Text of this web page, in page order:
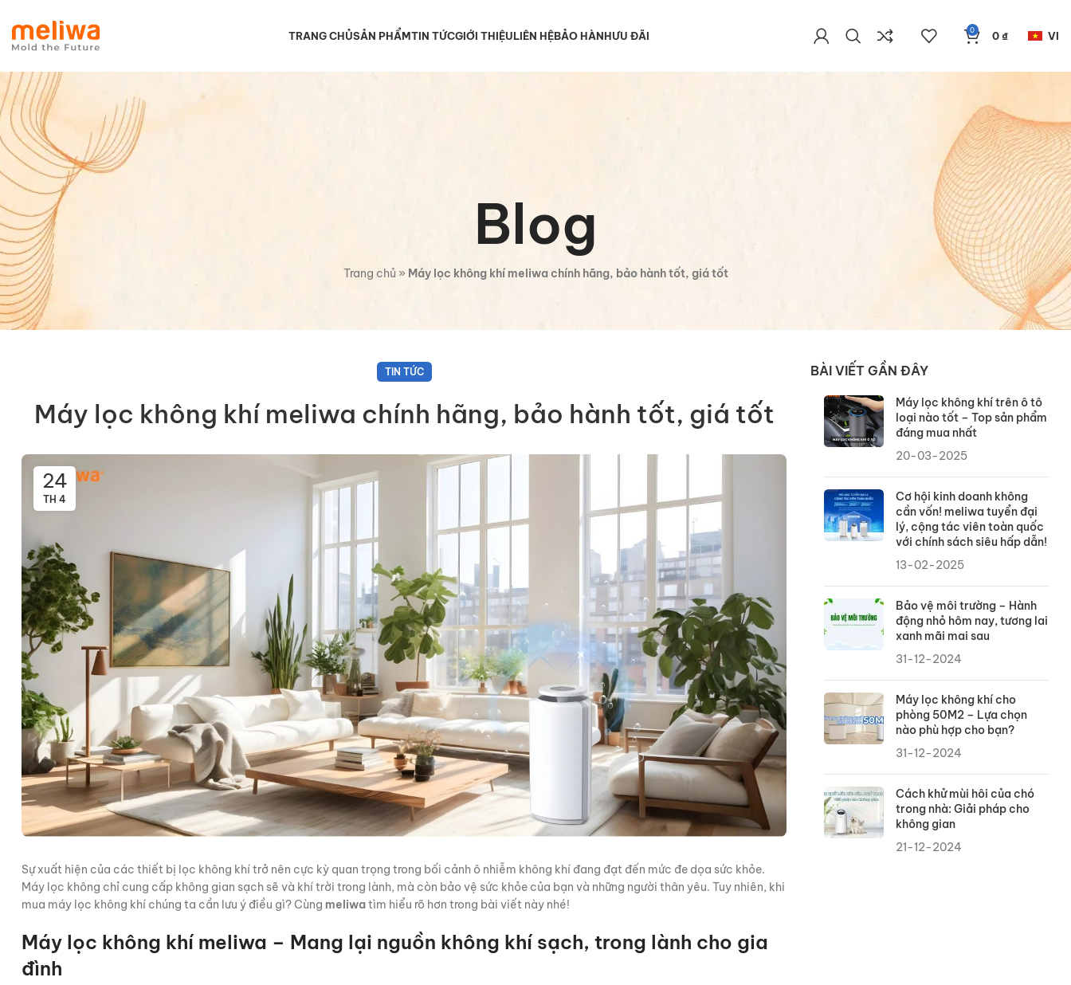
TRANG CHỦSẢN PHẨMTIN TỨCGIỚI THIỆULIÊN HỆBẢO HÀNHƯU ĐÃI 0 0 ₫ VI
Blog
Trang chủ » Máy lọc không khí meliwa chính hãng, bảo hành tốt, giá tốt
TIN TỨC
Máy lọc không khí meliwa chính hãng, bảo hành tốt, giá tốt
24
TH 4
Sự xuất hiện của các thiết bị lọc không khí trở nên cực kỳ quan trọng trong bối cảnh ô nhiễm không khí đang đạt đến mức đe dọa sức khỏe.
Máy lọc không chỉ cung cấp không gian sạch sẽ và khí trời trong lành, mà còn bảo vệ sức khỏe của bạn và những người thân yêu. Tuy nhiên, khi
mua máy lọc không khí chúng ta cần lưu ý điều gì? Cùng meliwatìm hiểu rõ hơn trong bài viết này nhé!
Máy lọc không khí meliwa – Mang lại nguồn không khí sạch, trong lành cho gia
đình
BÀI VIẾT GẦN ĐÂY
Máy lọc không khí trên ô tô
loại nào tốt – Top sản phẩm
đáng mua nhất
20-03-2025
Cơ hội kinh doanh không
cần vốn! meliwa tuyển đại
lý, cộng tác viên toàn quốc
với chính sách siêu hấp dẫn!
13-02-2025
Bảo vệ môi trường – Hành
động nhỏ hôm nay, tương lai
xanh mãi mai sau
31-12-2024
Máy lọc không khí cho
phòng 50M2 – Lựa chọn
nào phù hợp cho bạn?
31-12-2024
Cách khử mùi hôi của chó
trong nhà: Giải pháp cho
không gian
21-12-2024